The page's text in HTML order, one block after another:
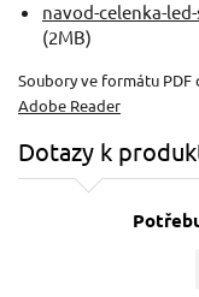
navod-celenka-
(2MB)
Soubory ve formátu
Adobe Reader
Dotazy k